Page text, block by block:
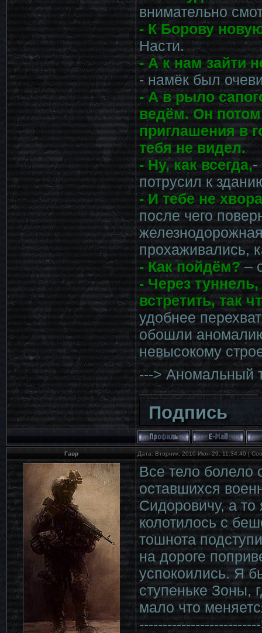
внимательно
- К Борову
Насти.
- А к нам зайти
- намёк был
- А в рыло
ведём. Он потом
приглашения в
тебя не видел.
- Ну, как всегда,-
потрусил к
- И тебе не
после чего
прохаживались,
- Как пойдём?–
- Через
встретить, так
удобнее
обошли
невысокому
---> Аномальный
Подпись
Гавр Дата: Вторник, 2010-Июн-29, 11:34:40 |
Все тело болело
оставшихся
Сидоровичу, а то
колотилось с
тошнота
на дороге
успокоились. Я
ступеньке Зоны,
мало что